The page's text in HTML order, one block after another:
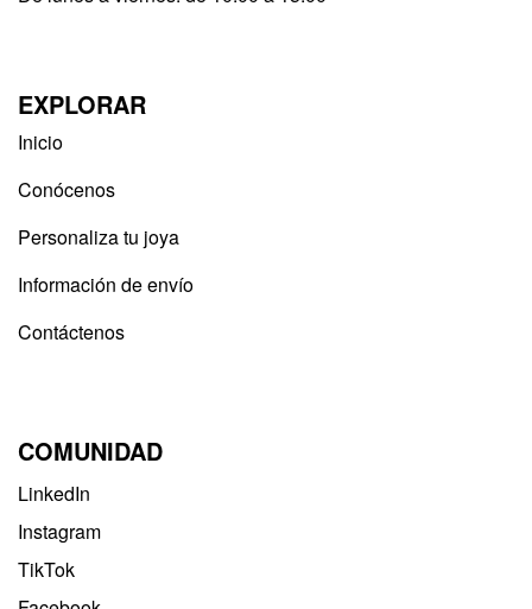
EXPLORAR
Inicio
Conócenos
Personaliza tu joya
Información de envío
Contáctenos
COMUNIDAD
LinkedIn
Instagram
TikTok